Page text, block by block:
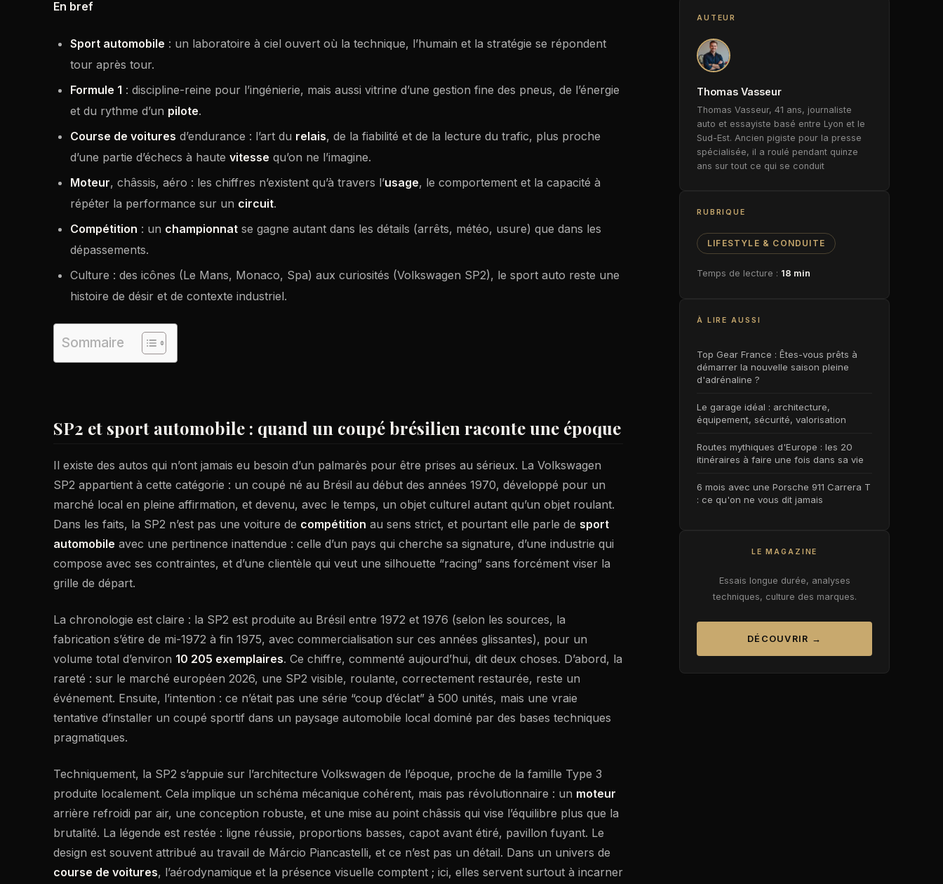
En bref
Sport automobile : un laboratoire à ciel ouvert où la technique, l’humain et la stratégie se répondent
tour après tour.
Formule 1 : discipline-reine pour l’ingénierie, mais aussi vitrine d’une gestion fine des pneus, de l’énergie
et du rythme d’un pilote.
Course de voitures d’endurance : l’art du relais, de la fiabilité et de la lecture du trafic, plus proche
d’une partie d’échecs à haute vitesse qu’on ne l’imagine.
Moteur, châssis, aéro : les chiffres n’existent qu’à travers l’usage, le comportement et la capacité à
répéter la performance sur un circuit.
Compétition : un championnat se gagne autant dans les détails (arrêts, météo, usure) que dans les
dépassements.
Culture : des icônes (Le Mans, Monaco, Spa) aux curiosités (Volkswagen SP2), le sport auto reste une
histoire de désir et de contexte industriel.
Sommaire
SP2 et sport automobile : quand un coupé brésilien raconte une époque
Il existe des autos qui n’ont jamais eu besoin d’un palmarès pour être prises au sérieux. La Volkswagen
SP2 appartient à cette catégorie : un coupé né au Brésil au début des années 1970, développé pour un
marché local en pleine affirmation, et devenu, avec le temps, un objet culturel autant qu’un objet roulant.
Dans les faits, la SP2 n’est pas une voiture de compétition au sens strict, et pourtant elle parle de sport
automobile avec une pertinence inattendue : celle d’un pays qui cherche sa signature, d’une industrie qui
compose avec ses contraintes, et d’une clientèle qui veut une silhouette “racing” sans forcément viser la
grille de départ.
La chronologie est claire : la SP2 est produite au Brésil entre 1972 et 1976 (selon les sources, la
fabrication s’étire de mi-1972 à fin 1975, avec commercialisation sur ces années glissantes), pour un
volume total d’environ 10 205 exemplaires. Ce chiffre, commenté aujourd’hui, dit deux choses. D’abord, la
rareté : sur le marché européen 2026, une SP2 visible, roulante, correctement restaurée, reste un
événement. Ensuite, l’intention : ce n’était pas une série “coup d’éclat” à 500 unités, mais une vraie
tentative d’installer un coupé sportif dans un paysage automobile local dominé par des bases techniques
pragmatiques.
Techniquement, la SP2 s’appuie sur l’architecture Volkswagen de l’époque, proche de la famille Type 3
produite localement. Cela implique un schéma mécanique cohérent, mais pas révolutionnaire : un moteur
arrière refroidi par air, une conception robuste, et une mise au point châssis qui vise l’équilibre plus que la
brutalité. La légende est restée : ligne réussie, proportions basses, capot avant étiré, pavillon fuyant. Le
design est souvent attribué au travail de Márcio Piancastelli, et ce n’est pas un détail. Dans un univers de
course de voitures, l’aérodynamique et la présence visuelle comptent ; ici, elles servent surtout à incarner
AUTEUR
Thomas Vasseur
Thomas Vasseur, 41 ans, journaliste
auto et essayiste basé entre Lyon et le
Sud-Est. Ancien pigiste pour la presse
spécialisée, il a roulé pendant quinze
ans sur tout ce qui se conduit
RUBRIQUE
LIFESTYLE & CONDUITE
Temps de lecture : 18 min
À LIRE AUSSI
Top Gear France : Êtes-vous prêts à
démarrer la nouvelle saison pleine
d'adrénaline ?
Le garage idéal : architecture,
équipement, sécurité, valorisation
Routes mythiques d'Europe : les 20
itinéraires à faire une fois dans sa vie
6 mois avec une Porsche 911 Carrera T
: ce qu'on ne vous dit jamais
LE MAGAZINE
Essais longue durée, analyses
techniques, culture des marques.
DÉCOUVRIR →